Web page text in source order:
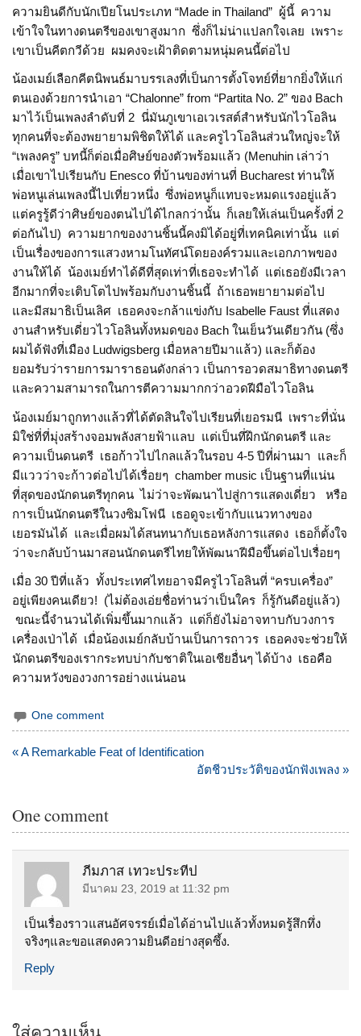
ความยินดีกับนักเปียโนประเภท “Made in Thailand” ผู้นี้ ความ
เข้าใจในทางดนตรีของเขาสูงมาก ซึ่งก็ไม่น่าแปลกใจเลย เพราะ
เขาเป็นคีตกวีด้วย ผมคงจะเฝ้าติดตามหนุ่มคนนี้ต่อไป
น้องเมย์เลือกคีตนิพนธ์มาบรรเลงที่เป็นการตั้งโจทย์ที่ยากยิ่งให้แก่
ตนเองด้วยการนำเอา “Chalonne” from “Partita No. 2” ของ Bach
มาไว้เป็นเพลงลำดับที่ 2 นี่มันภูเขาเอเวเรสต์สำหรับนักไวโอลิน
ทุกคนที่จะต้องพยายามพิชิตให้ได้ และครูไวโอลินส่วนใหญ่จะให้
“เพลงครู” บทนี้ก็ต่อเมื่อศิษย์ของตัวพร้อมแล้ว (Menuhin เล่าว่า
เมื่อเขาไปเรียนกับ Enesco ที่บ้านของท่านที่ Bucharest ท่านให้
พ่อหนูเล่นเพลงนี้ไปเที่ยวหนึ่ง ซึ่งพ่อหนูก็แทบจะหมดแรงอยู่แล้ว
แต่ครูรู้ดีว่าศิษย์ของตนไปได้ไกลกว่านั้น ก็เลยให้เล่นเป็นครั้งที่ 2
ต่อกันไป) ความยากของงานชิ้นนี้คงมิได้อยู่ที่เทคนิคเท่านั้น แต่
เป็นเรื่องของการแสวงหามโนทัศน์โดยองค์รวมและเอกภาพของ
งานให้ได้ น้องเมย์ทำได้ดีที่สุดเท่าที่เธอจะทำได้ แต่เธอยังมีเวลา
อีกมากที่จะเติบโตไปพร้อมกับงานชิ้นนี้ ถ้าเธอพยายามต่อไป
และมีสมาธิเป็นเลิศ เธอคงจะกล้าแข่งกับ Isabelle Faust ที่แสดง
งานสำหรับเดี่ยวไวโอลินทั้งหมดของ Bach ในเย็นวันเดียวกัน (ซึ่ง
ผมได้ฟังที่เมือง Ludwigsberg เมื่อหลายปีมาแล้ว) และก็ต้อง
ยอมรับว่ารายการมาราธอนดังกล่าว เป็นการอวดสมาธิทางดนตรี
และความสามารถในการตีความมากกว่าอวดฝีมือไวโอลิน
น้องเมย์มาถูกทางแล้วที่ได้ตัดสินใจไปเรียนที่เยอรมนี เพราะที่นั่น
มิใช่ที่ที่มุ่งสร้างจอมพลังสายฟ้าแลบ แต่เป็นที่ฝึกนักดนตรี และ
ความเป็นดนตรี เธอก้าวไปไกลแล้วในรอบ 4-5 ปีที่ผ่านมา และก็
มีแววว่าจะก้าวต่อไปได้เรื่อยๆ chamber music เป็นฐานที่แน่น
ที่สุดของนักดนตรีทุกคน ไม่ว่าจะพัฒนาไปสู่การแสดงเดี่ยว หรือ
การเป็นนักดนตรีในวงซิมโฟนี เธอดูจะเข้ากับแนวทางของ
เยอรมันได้ และเมื่อผมได้สนทนากับเธอหลังการแสดง เธอก็ตั้งใจ
ว่าจะกลับบ้านมาสอนนักดนตรีไทยให้พัฒนาฝีมือขึ้นต่อไปเรื่อยๆ
เมื่อ 30 ปีที่แล้ว ทั้งประเทศไทยอาจมีครูไวโอลินที่ “ครบเครื่อง”
อยู่เพียงคนเดียว! (ไม่ต้องเอ่ยชื่อท่านว่าเป็นใคร ก็รู้กันดีอยู่แล้ว)
ขณะนี้จำนวนได้เพิ่มขึ้นมากแล้ว แต่ก็ยังไม่อาจทาบกับวงการ
เครื่องเป่าได้ เมื่อน้องเมย์กลับบ้านเป็นการถาวร เธอคงจะช่วยให้
นักดนตรีของเรากระทบบ่ากับชาติในเอเชียอื่นๆ ได้บ้าง เธอคือ
ความหวังของวงการอย่างแน่นอน
One comment
แนะแนว
« A Remarkable Feat of Identification
อัตชีวประวัติของนักฟังเพลง »
One comment
ภีมภาส เทวะประทีป
มีนาคม 23, 2019 at 11:32 pm
เป็นเรื่องราวแสนอัศจรรย์เมื่อได้อ่านไปแล้วทั้งหมดรู้สึกทึ่ง
จริงๆและขอแสดงความยินดีอย่างสุดซึ้ง.
Reply